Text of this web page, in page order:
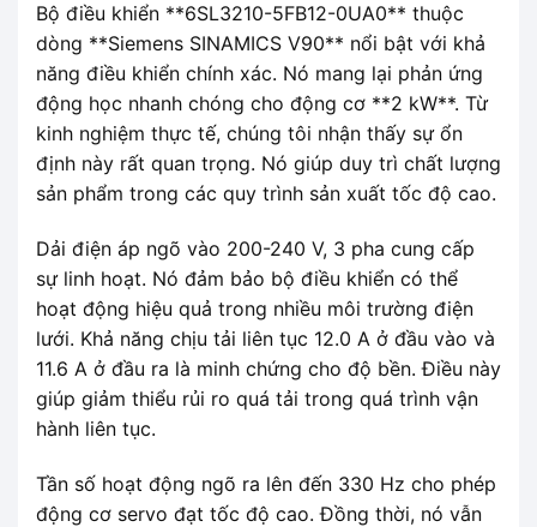
Bộ điều khiển **6SL3210-5FB12-0UA0** thuộc
dòng **Siemens SINAMICS V90** nổi bật với khả
năng điều khiển chính xác. Nó mang lại phản ứng
động học nhanh chóng cho động cơ **2 kW**. Từ
kinh nghiệm thực tế, chúng tôi nhận thấy sự ổn
định này rất quan trọng. Nó giúp duy trì chất lượng
sản phẩm trong các quy trình sản xuất tốc độ cao.
Dải điện áp ngõ vào 200-240 V, 3 pha cung cấp
sự linh hoạt. Nó đảm bảo bộ điều khiển có thể
hoạt động hiệu quả trong nhiều môi trường điện
lưới. Khả năng chịu tải liên tục 12.0 A ở đầu vào và
11.6 A ở đầu ra là minh chứng cho độ bền. Điều này
giúp giảm thiểu rủi ro quá tải trong quá trình vận
hành liên tục.
Tần số hoạt động ngõ ra lên đến 330 Hz cho phép
động cơ servo đạt tốc độ cao. Đồng thời, nó vẫn